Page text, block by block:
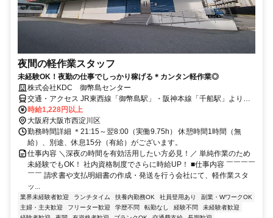
夜間の軽作業スタッフ
未経験OK！夜勤の仕事でしっかり稼げる＊カンタン軽作業◎
株式会社KDC 御幣島センター
交通・アクセス JR東西線「御幣島駅」・阪神本線「千船駅」より徒
歩9分
時給1,228円以上
大阪府大阪市西淀川区
勤務時間詳細 ＊21:15～翌8:00（実働9.75h） 休憩時間1時間（無
給）、別途、休息15分（有給）がございます。
仕事内容 ＼深夜の時間を有効活用したい方必見！／ 単純作業のため
未経験でもOK！ 社内資格制度でさらに時給UP！ ■仕事内容 ￣￣￣￣
￣￣ 請求書や支払明細書の作成・発送を行う会社にて、軽作業スタ
ッ...
業界未経験者歓迎 ランチタイム 扶養内勤務OK 社員登用あり
副業・WワークOK
主婦・主夫歓迎
フリーター歓迎 学歴不問 転勤なし 経験不問
未経験者歓迎